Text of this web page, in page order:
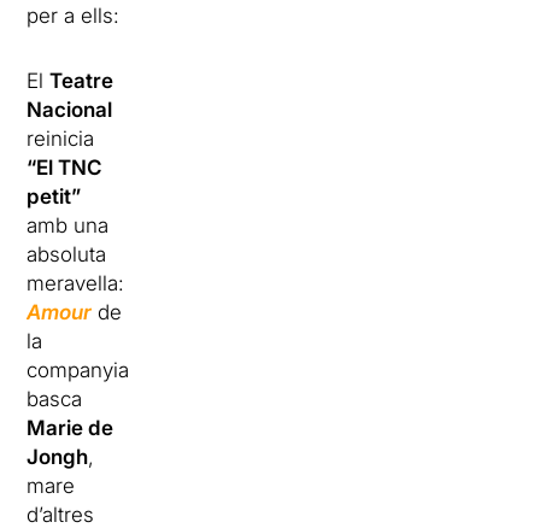
per a ells:
ElTeatre
Nacional
reinicia
“El TNC
petit”
amb una
absoluta
meravella:
Amour de
la
companyia
basca
Marie de
Jongh,
mare
d’altres